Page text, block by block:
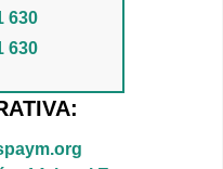
630
630